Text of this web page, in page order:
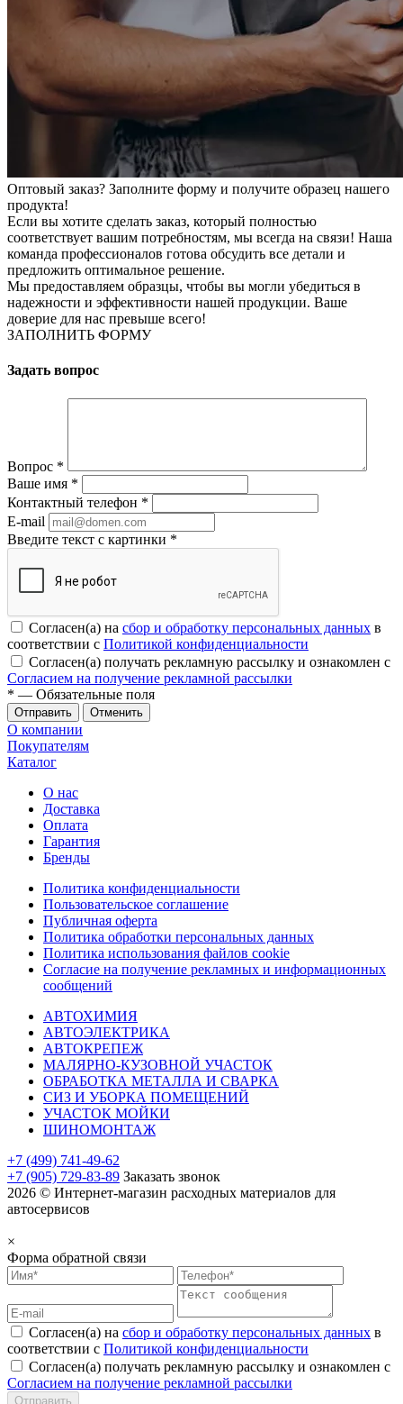
Оптовый заказ? Заполните форму и получите образец нашего
продукта!
Если вы хотите сделать заказ, который полностью
соответствует вашим потребностям, мы всегда на связи! Наша
команда профессионалов готова обсудить все детали и
предложить оптимальное решение.
Мы предоставляем образцы, чтобы вы могли убедиться в
надежности и эффективности нашей продукции. Ваше
доверие для нас превыше всего!
ЗАПОЛНИТЬ ФОРМУ
Задать вопрос
Вопрос *
Ваше имя *
Контактный телефон *
E-mail
Введите текст с картинки *
Согласен(а) на сбор и обработку персональных данных в
соответствии с Политикой конфиденциальности
Согласен(а) получать рекламную рассылку и ознакомлен с
Согласием на получение рекламной рассылки
* — Обязательные поля
Отменить
О компании
Покупателям
Каталог
О нас
Доставка
Оплата
Гарантия
Бренды
Политика конфиденциальности
Пользовательское соглашение
Публичная оферта
Политика обработки персональных данных
Политика использования файлов cookie
Согласие на получение рекламных и информационных
сообщений
АВТОХИМИЯ
АВТОЭЛЕКТРИКА
АВТОКРЕПЕЖ
МАЛЯРНО-КУЗОВНОЙ УЧАСТОК
ОБРАБОТКА МЕТАЛЛА И СВАРКА
СИЗ И УБОРКА ПОМЕЩЕНИЙ
УЧАСТОК МОЙКИ
ШИНОМОНТАЖ
+7 (499) 741-49-62
+7 (905) 729-83-89 Заказать звонок
2026 © Интернет-магазин расходных материалов для
автосервисов
×
Форма обратной связи
Согласен(а) на сбор и обработку персональных данных в
соответствии с Политикой конфиденциальности
Согласен(а) получать рекламную рассылку и ознакомлен с
Согласием на получение рекламной рассылки
Отправить